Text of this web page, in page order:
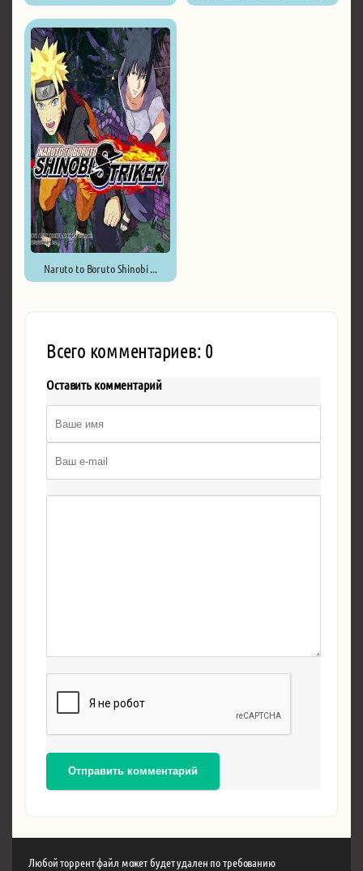
Naruto to Boruto Shinobi ...
Всего комментариев: 0
Оставить комментарий
Отправить комментарий
Любой торрент файл может будет удален по требованию